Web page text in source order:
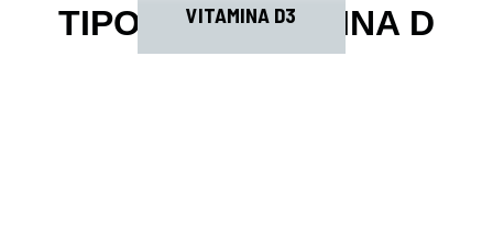
TIPOS DE VITAMINA D
VITAMINA D3